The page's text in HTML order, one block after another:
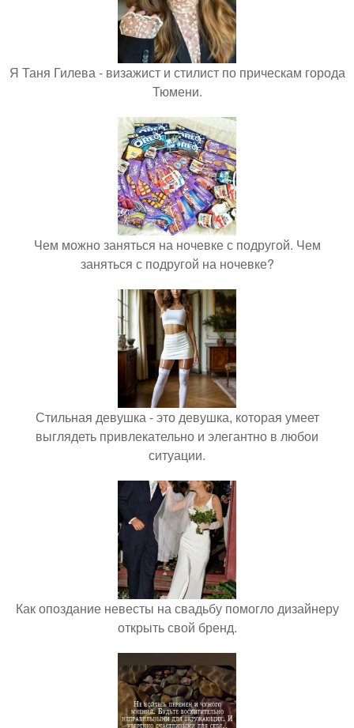
Я Таня Гилева - визажист и стилист по прическам города
Тюмени.
Чем можно заняться на ночевке с подругой. Чем
заняться с подругой на ночевке?
Стильная девушка - это девушка, которая умеет
выглядеть привлекательно и элегантно в любои
ситуации.
Как опоздание невесты на свадьбу помогло дизайнеру
открыть свой бренд.